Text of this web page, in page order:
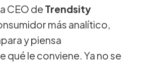
CEO de Trendsity
más analítico,
y piensa
le conviene. Ya no se